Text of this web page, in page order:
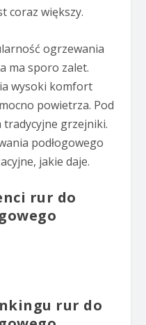
coraz większy.
ogrzewania
ma sporo zalet.
wysoki komfort
powietrza. Pod
tradycyjne grzejniki.
podłogowego
jakie daje.
rur do
rur do